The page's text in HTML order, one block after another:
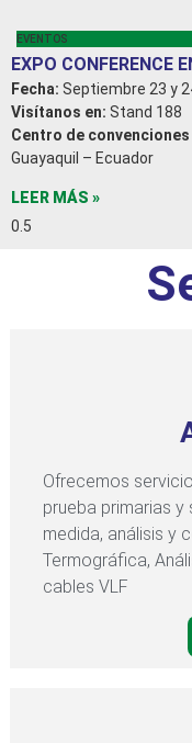
EVENTOS
EXPO CONFERENCE
Fecha: Septiembre 23 y
Visítanos en: Stand 188
Centro de convenciones
Guayaquil – Ecuador
LEER MÁS »
Ofrecemos
prueba primarias y
medida, análisis y
Termográfica,
cables VLF